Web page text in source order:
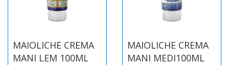
MAIOLICHE CREMA
MANI LEM 100ML
MAIOLICHE CREMA
MANI MEDI100ML